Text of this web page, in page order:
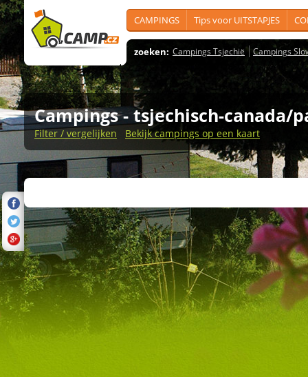
CAMPINGS Tips voor UITSTAPJES
zoeken: Campings Tsjechië Campings
Campings - tsjechisch-canada/
Filter / vergelijken Bekijk campings op een kaart